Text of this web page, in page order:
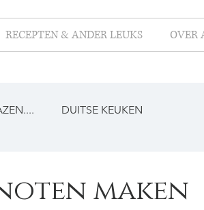
RECEPTEN & ANDER LEUKS OVER
DUITSE KEUKEN
maken